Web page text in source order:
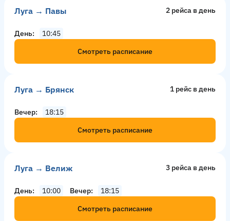
Луга → Павы 2 рейсa в день
День
10:45
Смотреть расписание
Луга → Брянск 1 рейс в день
Вечер
18:15
Смотреть расписание
Луга → Велиж 3 рейсa в день
День 10:00 Вечер
18:15
Смотреть расписание